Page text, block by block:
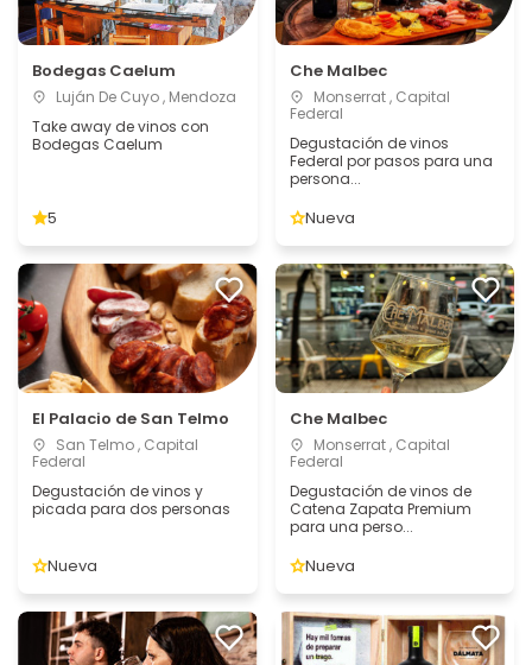
Bodegas Caelum
Luján De Cuyo , Mendoza
Take away de vinos con
Bodegas Caelum
5
Che Malbec
Monserrat , Capital
Federal
Degustación de vinos
Federal por pasos para una
persona...
Nueva
El Palacio de San Telmo
San Telmo , Capital
Federal
Degustación de vinos y
picada para dos personas
Nueva
Che Malbec
Monserrat , Capital
Federal
Degustación de vinos de
Catena Zapata Premium
para una perso...
Nueva